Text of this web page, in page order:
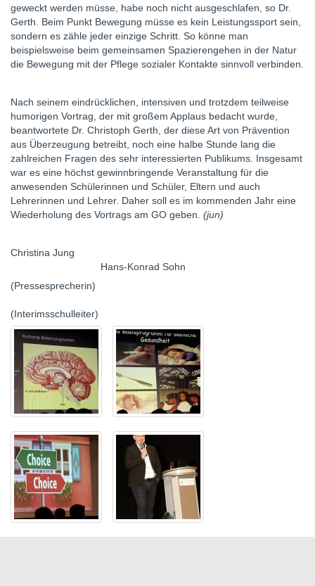
geweckt werden müsse, habe noch nicht ausgeschlafen, so Dr.
Gerth. Beim Punkt Bewegung müsse es kein Leistungssport sein,
sondern es zähle jeder einzige Schritt. So könne man
beispielsweise beim gemeinsamen Spazierengehen in der Natur
die Bewegung mit der Pflege sozialer Kontakte sinnvoll verbinden.
Nach seinem eindrücklichen, intensiven und trotzdem teilweise
humorigen Vortrag, der mit großem Applaus bedacht wurde,
beantwortete Dr. Christoph Gerth, der diese Art von Prävention
aus Überzeugung betreibt, noch eine halbe Stunde lang die
zahlreichen Fragen des sehr interessierten Publikums. Insgesamt
war es eine höchst gewinnbringende Veranstaltung für die
anwesenden Schülerinnen und Schüler, Eltern und auch
Lehrerinnen und Lehrer. Daher soll es im kommenden Jahr eine
Wiederholung des Vortrags am GO geben. (jun)
Christina Jung
Hans-Konrad Sohn
(Pressesprecherin)
(Interimsschulleiter)